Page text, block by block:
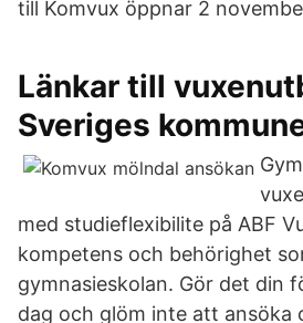
till Komvux öppnar 2
Länkar till
Sveriges
med studieflexibilite på ABF
kompetens och behörighet
gymnasieskolan. Gör det din
dag och glöm inte att ansöka